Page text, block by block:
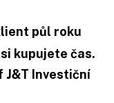
půl roku
kupujete čas.
J&T Investiční